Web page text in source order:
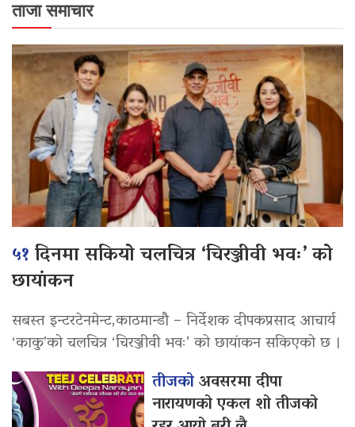
ताजा समाचार
५१दिनमा सकियो चलचित्र ‘चिरञ्जीवी भवः’ को
छायांकन
सबस्त इन्टरटेनमेन्ट,काठमान्डौ – निर्देशक दीपकप्रसाद आचार्य
‘काकु’को चलचित्र ‘चिरञ्जीवी भवः’ को छायांकन सकिएको छ ।
तीजकोअवसरमा दीपा
नारायणको एकल शो तीजको